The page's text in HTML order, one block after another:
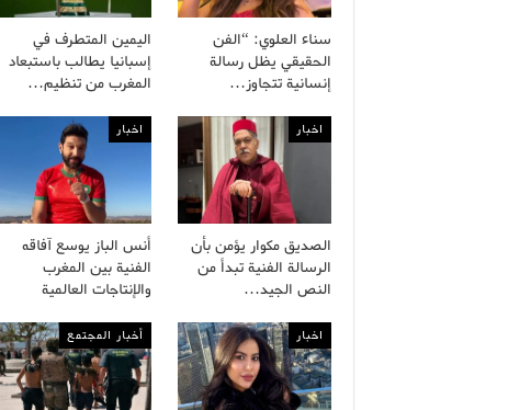
سناء العلوي: “الفن
الحقيقي يظل رسالة
إنسانية تتجاوز…
اليمين المتطرف في
إسبانيا يطالب باستبعاد
المغرب من تنظيم…
اخبار
الصديق مكوار يؤمن بأن
الرسالة الفنية تبدأ من
النص الجيد…
اخبار
أنس الباز يوسع آفاقه
الفنية بين المغرب
والإنتاجات العالمية
اخبار أخبار المجتمع